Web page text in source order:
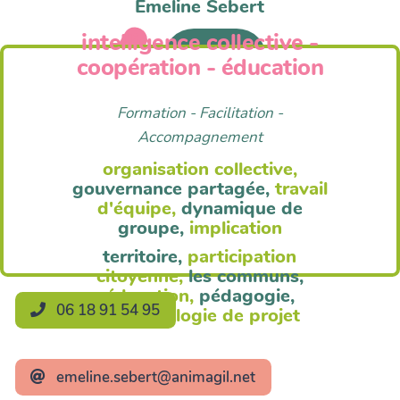
Anim'Agil
Emeline Sebert
intelligence collective -
coopération - éducation
Formation - Facilitation -
Accompagnement
organisation collective,
gouvernance partagée, travail
d'équipe, dynamique de
groupe, implication
territoire, participation
citoyenne, les communs,
éducation, pédagogie,
méthodologie de projet
06 18 91 54 95
emeline.sebert@animagil.net